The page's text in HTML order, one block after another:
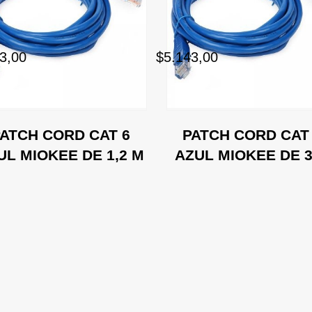
CORD CAT 6
MIOKEE DE 1,2 M
PATCH CORD
AZUL MIOKEE DE
$5.143,00